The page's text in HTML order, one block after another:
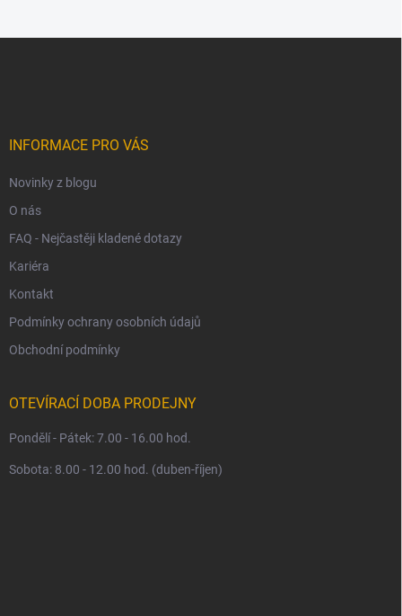
INFORMACE PRO VÁS
Novinky z blogu
O nás
FAQ - Nejčastěji kladené dotazy
Kariéra
Kontakt
Podmínky ochrany osobních údajů
Obchodní podmínky
OTEVÍRACÍ DOBA PRODEJNY
Pondělí - Pátek: 7.00 - 16.00 hod.
Sobota: 8.00 - 12.00 hod. (duben-říjen)